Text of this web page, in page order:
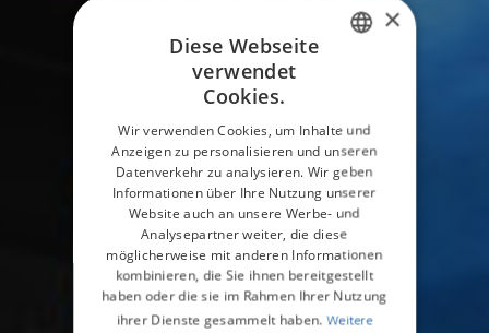
×
Diese Webseite
verwendet
Cookies.
Wir verwenden Cookies, um Inhalte und
Anzeigen zu personalisieren und unseren
Datenverkehr zu analysieren. Wir geben
Informationen über Ihre Nutzung unserer
Website auch an unsere Werbe- und
Analysepartner weiter, die diese
möglicherweise mit anderen Informationen
kombinieren, die Sie ihnen bereitgestellt
haben oder die sie im Rahmen Ihrer Nutzung
ihrer Dienste gesammelt haben. Weitere